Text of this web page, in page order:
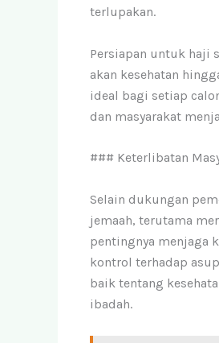
terlupakan.
Persiapan untuk haji
akan kesehatan
ideal bagi setiap
dan masyarakat
### Keterlibatan
Selain dukungan
jemaah, terutama
pentingnya menjaga
kontrol terhadap
baik tentang
ibadah.